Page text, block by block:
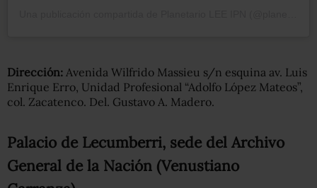
Dirección: Avenida Wilfrido Massieu s/n esquina av. Luis
Enrique Erro, Unidad Profesional “Adolfo López Mateos”,
col. Zacatenco. Del. Gustavo A. Madero.
Palacio de Lecumberri, sede del Archivo
General de la Nación (Venustiano